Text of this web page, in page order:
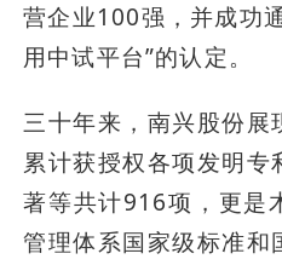
营企业100强，并成功
用中试平台”的认定。
三十年来，南兴股份展
累计获授权各项发明专
著等共计916项，更是
管理体系国家级标准和